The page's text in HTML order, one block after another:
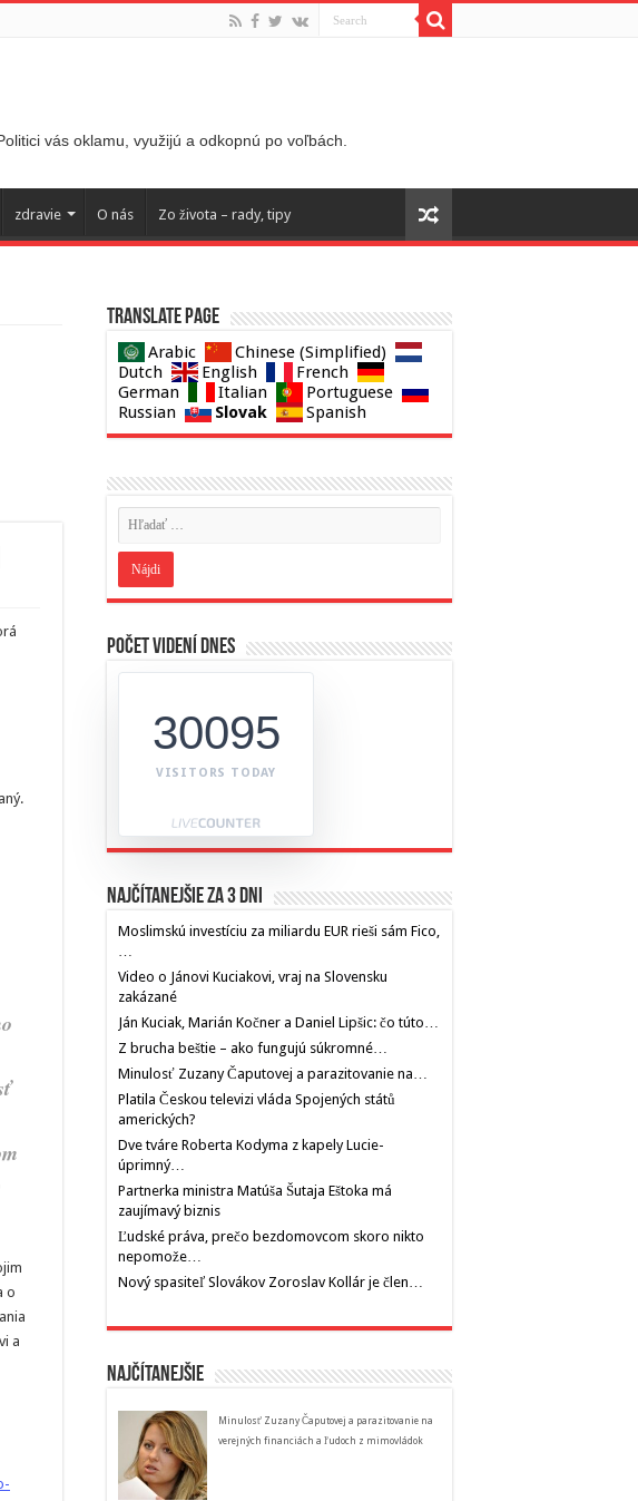
vás oklamu, využijú a odkopnú po voľbách.
zdravie O nás Zo života – rady, tipy
o
a
Translate page
Arabic
Chinese (Simplified)
Dutch
English
French
German
Italian
Portuguese
Russian
Slovak Spanish
Počet videní dnes
30095
VISITORS TODAY
Najčítanejšie za 3 dni
Moslimskú investíciu za miliardu EUR rieši sám Fico,
…
Video o Jánovi Kuciakovi, vraj na Slovensku
zakázané
Ján Kuciak, Marián Kočner a Daniel Lipšic: čo túto…
Z brucha beštie – ako fungujú súkromné…
Minulosť Zuzany Čaputovej a parazitovanie na…
Platila Českou televizi vláda Spojených států
amerických?
Dve tváre Roberta Kodyma z kapely Lucie-
úprimný…
Partnerka ministra Matúša Šutaja Eštoka má
zaujímavý biznis
Ľudské práva, prečo bezdomovcom skoro nikto
nepomože…
Nový spasiteľ Slovákov Zoroslav Kollár je člen…
Najčítanejšie
Minulosť Zuzany Čaputovej a parazitovanie na
verejných financiách a ľudoch z mimovládok